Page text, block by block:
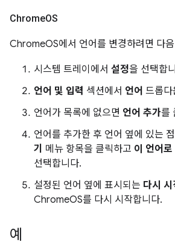
ChromeOS
ChromeOS에서 언어를 변경하려면 다
시스템 트레이에서 설정을 선택합
언어 및 입력 섹션에서 언어 드롭다
언어가 목록에 없으면 언어 추가를
언어를 추가한 후 언어 옆에 있는
기 메뉴 항목을 클릭하고 이 언어
선택합니다.
설정된 언어 옆에 표시되는 다시 시
ChromeOS를 다시 시작합니다.
예